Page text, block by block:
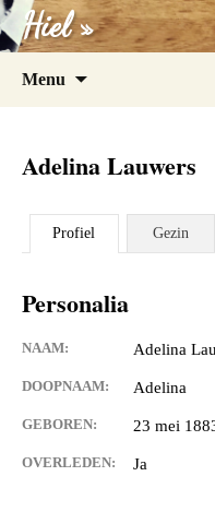
Hiel »
Menu
Adelina Lauwers
Profiel Gezin
Personalia
NAAM: Adelina
DOOPNAAM: Adelina
GEBOREN: 23 mei
OVERLEDEN: Ja